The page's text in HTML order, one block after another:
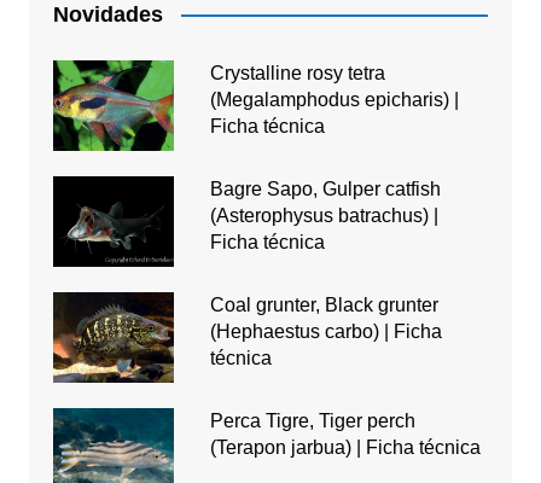
Novidades
Crystalline rosy tetra
(Megalamphodus epicharis) |
Ficha técnica
Bagre Sapo, Gulper catfish
(Asterophysus batrachus) |
Ficha técnica
Coal grunter, Black grunter
(Hephaestus carbo) | Ficha
técnica
Perca Tigre, Tiger perch
(Terapon jarbua) | Ficha técnica